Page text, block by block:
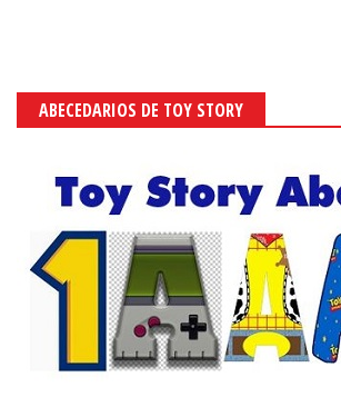
ABECEDARIOS DE TOY STORY